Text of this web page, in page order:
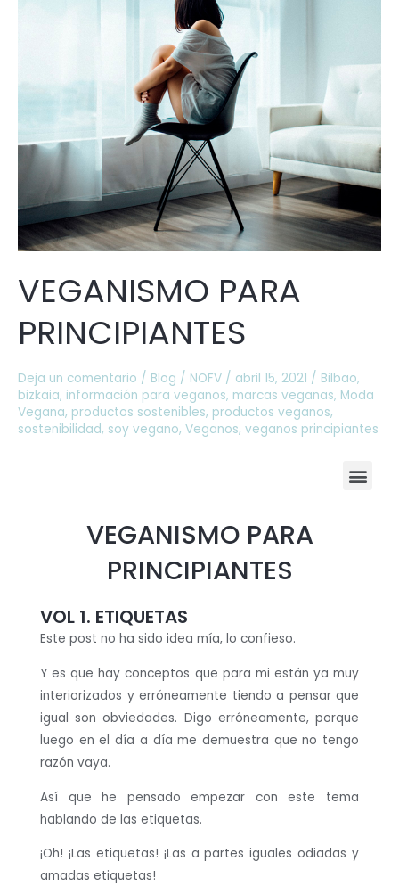
VEGANISMO PARA
PRINCIPIANTES
Deja un comentario / Blog / NOFV / abril 15, 2021 / Bilbao,
bizkaia, información para veganos, marcas veganas, Moda
Vegana, productos sostenibles, productos veganos,
sostenibilidad, soy vegano, Veganos, veganos principiantes
M
VEGANISMO PARA
PRINCIPIANTES
VOL 1. ETIQUETAS
Este post no ha sido idea mía, lo confieso.
Y es que hay conceptos que para mi están ya muy
interiorizados y erróneamente tiendo a pensar que
igual son obviedades. Digo erróneamente, porque
luego en el día a día me demuestra que no tengo
razón vaya.
Así que he pensado empezar con este tema
hablando de las etiquetas.
¡Oh! ¡Las etiquetas! ¡Las a partes iguales odiadas y
amadas etiquetas!